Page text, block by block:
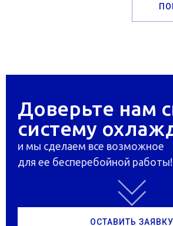
Доверьте нам
систему
и мы сделаем все возможное
для ее бесперебойной работы!
ОСТАВИТЬ ЗАЯВКУ